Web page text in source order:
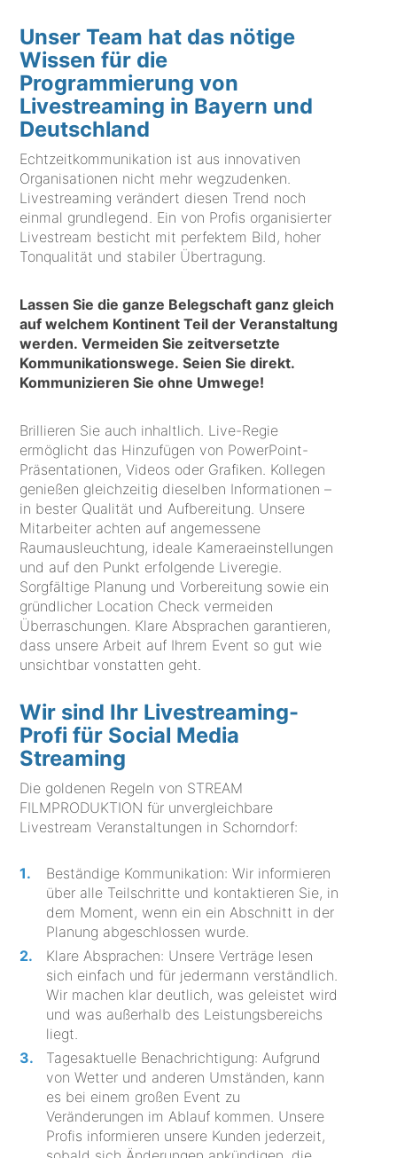
Unser Team hat das nötige
Wissen für die
Programmierung von
Livestreaming in Bayern und
Deutschland
Echtzeitkommunikation ist aus innovativen
Organisationen nicht mehr wegzudenken.
Livestreaming verändert diesen Trend noch
einmal grundlegend. Ein von Profis organisierter
Livestream besticht mit perfektem Bild, hoher
Tonqualität und stabiler Übertragung.
Lassen Sie die ganze Belegschaft ganz gleich
auf welchem Kontinent Teil der Veranstaltung
werden. Vermeiden Sie zeitversetzte
Kommunikationswege. Seien Sie direkt.
Kommunizieren Sie ohne Umwege!
Brillieren Sie auch inhaltlich. Live-Regie
ermöglicht das Hinzufügen von PowerPoint-
Präsentationen, Videos oder Grafiken. Kollegen
genießen gleichzeitig dieselben Informationen –
in bester Qualität und Aufbereitung. Unsere
Mitarbeiter achten auf angemessene
Raumausleuchtung, ideale Kameraeinstellungen
und auf den Punkt erfolgende Liveregie.
Sorgfältige Planung und Vorbereitung sowie ein
gründlicher Location Check vermeiden
Überraschungen. Klare Absprachen garantieren,
dass unsere Arbeit auf Ihrem Event so gut wie
unsichtbar vonstatten geht.
Wir sind Ihr Livestreaming-
Profi für Social Media
Streaming
Die goldenen Regeln von STREAM
FILMPRODUKTION für unvergleichbare
Livestream Veranstaltungen in Schorndorf:
Beständige Kommunikation: Wir informieren
über alle Teilschritte und kontaktieren Sie, in
dem Moment, wenn ein ein Abschnitt in der
Planung abgeschlossen wurde.
Klare Absprachen: Unsere Verträge lesen
sich einfach und für jedermann verständlich.
Wir machen klar deutlich, was geleistet wird
und was außerhalb des Leistungsbereichs
liegt.
Tagesaktuelle Benachrichtigung: Aufgrund
von Wetter und anderen Umständen, kann
es bei einem großen Event zu
Veränderungen im Ablauf kommen. Unsere
Profis informieren unsere Kunden jederzeit,